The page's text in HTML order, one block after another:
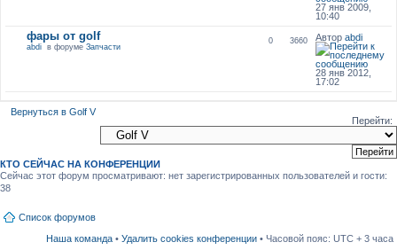
27 янв 2009,
10:40
фары от golf
abdiв форуме Запчасти
0 3660 Авторabdi
28 янв 2012,
17:02
Вернуться в Golf V
Перейти:
КТО СЕЙЧАС НА КОНФЕРЕНЦИИ
Сейчас этот форум просматривают: нет зарегистрированных пользователей и гости:
38
Список форумов
Наша команда• Удалить cookies конференции• Часовой пояс: UTC + 3 часа